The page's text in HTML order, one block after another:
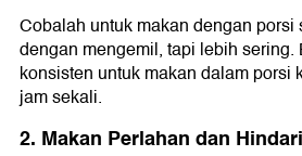
Cobalah untuk makan dengan
dengan mengemil, tapi lebih
konsisten untuk makan dalam porsi
jam sekali.
2. Makan Perlahan dan